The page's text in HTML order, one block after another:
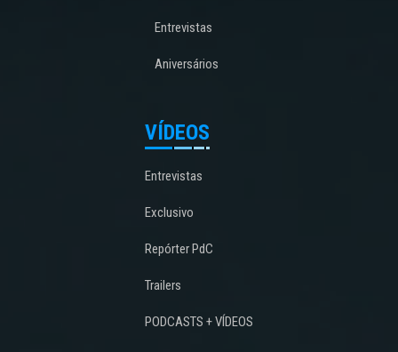
Entrevistas
Aniversários
VÍDEOS
Entrevistas
Exclusivo
Repórter PdC
Trailers
PODCASTS + VÍDEOS